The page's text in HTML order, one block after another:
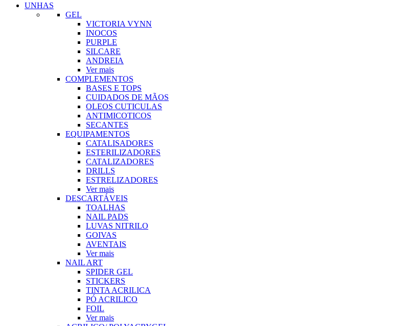
UNHAS
GEL
VICTORIA VYNN
INOCOS
PURPLE
SILCARE
ANDREIA
Ver mais
COMPLEMENTOS
BASES E TOPS
CUIDADOS DE MÃOS
OLEOS CUTICULAS
ANTIMICOTICOS
SECANTES
EQUIPAMENTOS
CATALISADORES
ESTERILIZADORES
CATALIZADORES
DRILLS
ESTRELIZADORES
Ver mais
DESCARTÁVEIS
TOALHAS
NAIL PADS
LUVAS NITRILO
GOIVAS
AVENTAIS
Ver mais
NAIL ART
SPIDER GEL
STICKERS
TINTA ACRILICA
PÓ ACRILICO
FOIL
Ver mais